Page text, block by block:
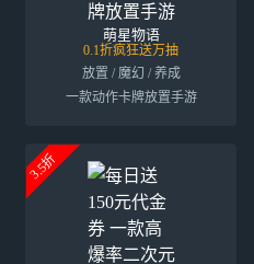
萌星物语
0.1折疯狂送万抽
放置 / 魔幻 / 养成
一款动作卡牌放置手游
3.5折